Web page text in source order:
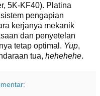
5K-KF40). Platina
pengapian
kerjanya mekanik
dan penyetelan
tetap optimal. Yup,
tua, hehehehe.